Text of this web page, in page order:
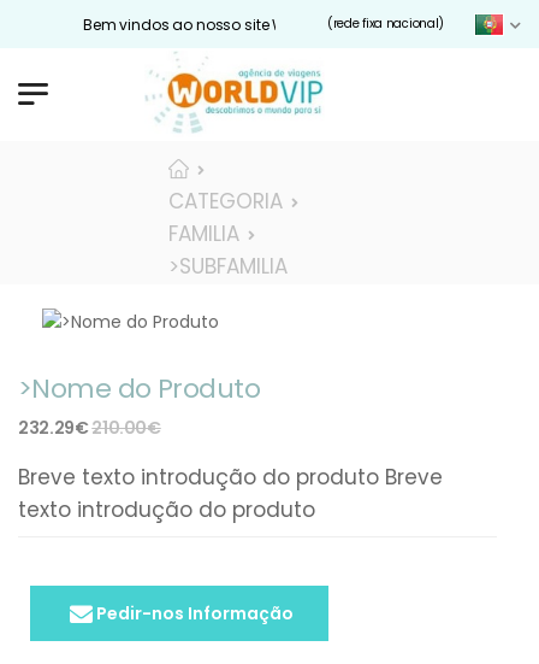
Bem vindos ao nosso site Worldvip.pt(rede fixa nacional)
CATEGORIA
FAMILIA
>SUBFAMILIA
>Nome do Produto
232.29€210.00€
Breve texto introdução do produto Breve
texto introdução do produto
Pedir-nos Informação